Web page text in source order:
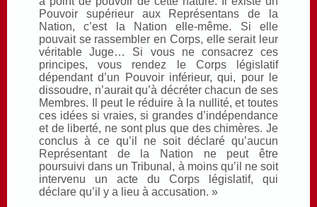
Pouvoir supérieur aux Représentans de la
Nation, c’est la Nation elle-même. Si elle
pouvait se rassembler en Corps, elle serait leur
véritable Juge… Si vous ne consacrez ces
principes, vous rendez le Corps législatif
dépendant d’un Pouvoir inférieur, qui, pour le
dissoudre, n’aurait qu’à décréter chacun de ses
Membres. Il peut le réduire à la nullité, et toutes
ces idées si vraies, si grandes d’indépendance
et de liberté, ne sont plus que des chimères. Je
conclus à ce qu’il ne soit déclaré qu’aucun
Représentant de la Nation ne peut être
poursuivi dans un Tribunal, à moins qu’il ne soit
intervenu un acte du Corps législatif, qui
déclare qu’il y a lieu à accusation. »